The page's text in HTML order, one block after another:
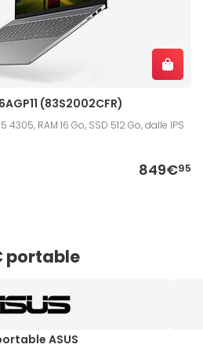
(83S2002CFR)
4305, RAM 16 Go, SSD 512 Go, dalle IPS
849€95
portable
ASUS